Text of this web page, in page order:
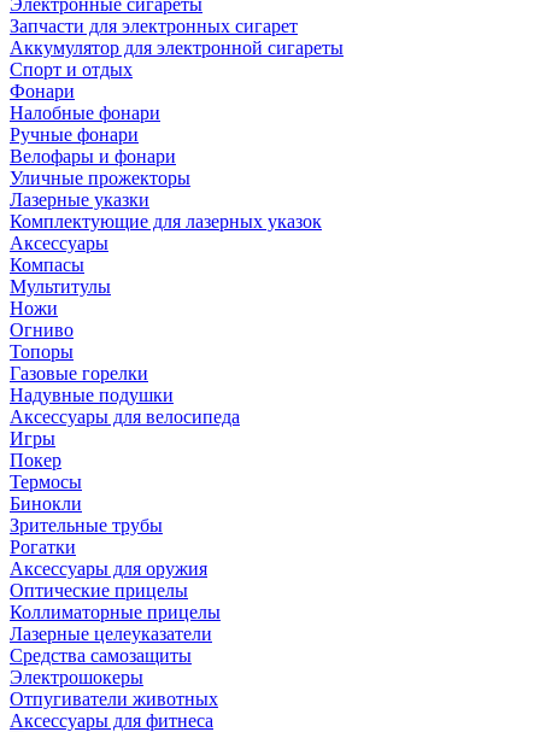
Электронные сигареты
Запчасти для электронных сигарет
Аккумулятор для электронной сигареты
Спорт и отдых
Фонари
Налобные фонари
Ручные фонари
Велофары и фонари
Уличные прожекторы
Лазерные указки
Комплектующие для лазерных указок
Аксессуары
Компасы
Мультитулы
Ножи
Огниво
Топоры
Газовые горелки
Надувные подушки
Аксессуары для велосипеда
Игры
Покер
Термосы
Бинокли
Зрительные трубы
Рогатки
Аксессуары для оружия
Оптические прицелы
Коллиматорные прицелы
Лазерные целеуказатели
Средства самозащиты
Электрошокеры
Отпугиватели животных
Аксессуары для фитнеса